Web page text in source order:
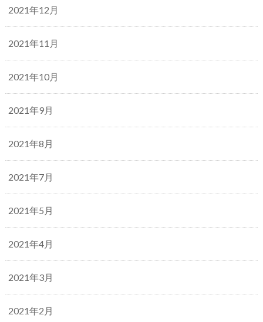
2021年12月
2021年11月
2021年10月
2021年9月
2021年8月
2021年7月
2021年5月
2021年4月
2021年3月
2021年2月